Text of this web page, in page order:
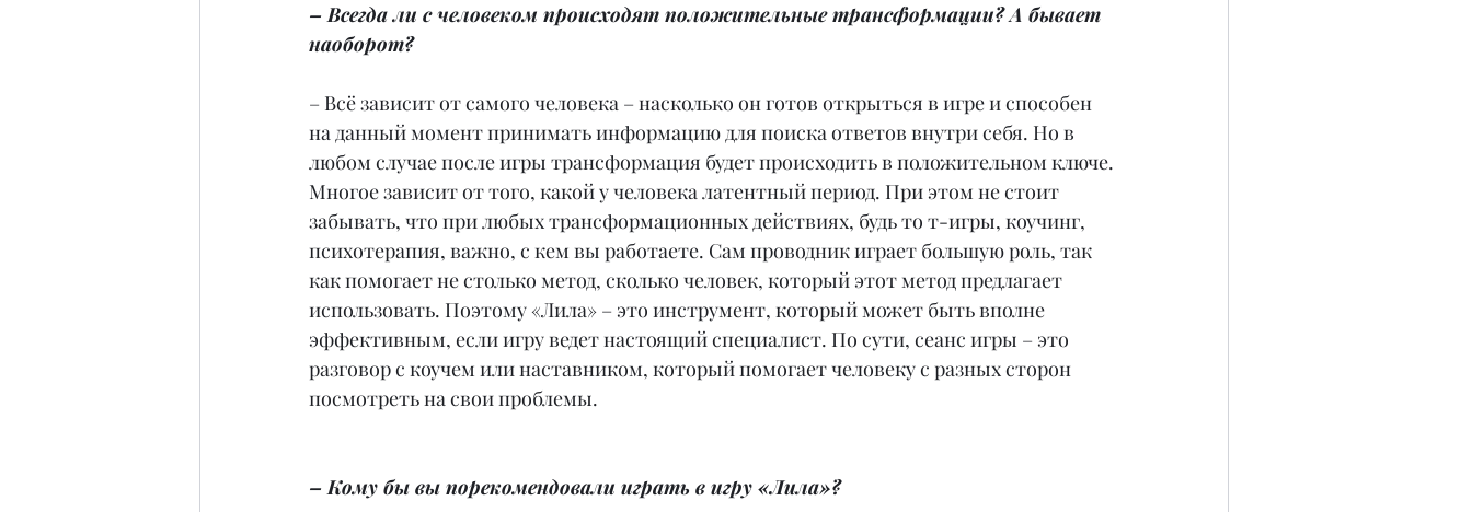
– Всегда ли с человеком происходят положительные трансформации? А бывает
наоборот?
– Всё зависит от самого человека – насколько он готов открыться в игре и способен
на данный момент принимать информацию для поиска ответов внутри себя. Но в
любом случае после игры трансформация будет происходить в положительном ключе.
Многое зависит от того, какой у человека латентный период. При этом не стоит
забывать, что при любых трансформационных действиях, будь то т-игры, коучинг,
психотерапия, важно, с кем вы работаете. Сам проводник играет большую роль, так
как помогает не столько метод, сколько человек, который этот метод предлагает
использовать. Поэтому «Лила» – это инструмент, который может быть вполне
эффективным, если игру ведет настоящий специалист. По сути, сеанс игры – это
разговор с коучем или наставником, который помогает человеку с разных сторон
посмотреть на свои проблемы.
– Кому бы вы порекомендовали играть в игру «Лила»?